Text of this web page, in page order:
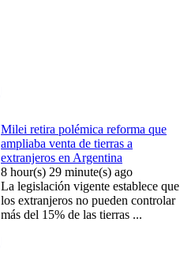
Milei retira polémica reforma que
ampliaba venta de tierras a
extranjeros en Argentina
8 hour(s) 29 minute(s) ago
La legislación vigente establece que
los extranjeros no pueden controlar
más del 15% de las tierras ...